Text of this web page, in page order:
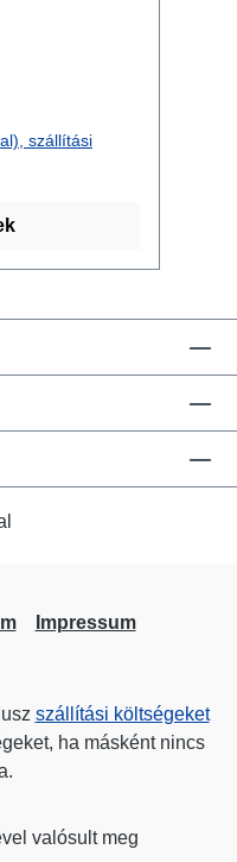
szállítási
Impressum
szállítási költségeket
ha másként nincs
valósult meg